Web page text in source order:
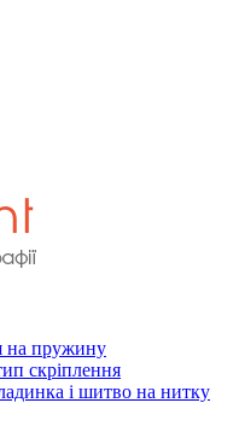
на пружину
скріплення
і шитво на нитку